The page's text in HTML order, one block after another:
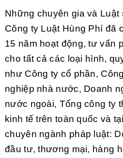
Những chuyên gia và Luật
Công ty Luật Hùng Phí đã
15 năm hoạt động, tư vấn
cho tất cả các loại hình,
như Công ty cổ phần,
nghiệp nhà nước, Doanh
nước ngoài, Tổng công ty
kinh tế trên toàn quốc và
chuyên ngành pháp luật:
đầu tư, thương mại, hàng